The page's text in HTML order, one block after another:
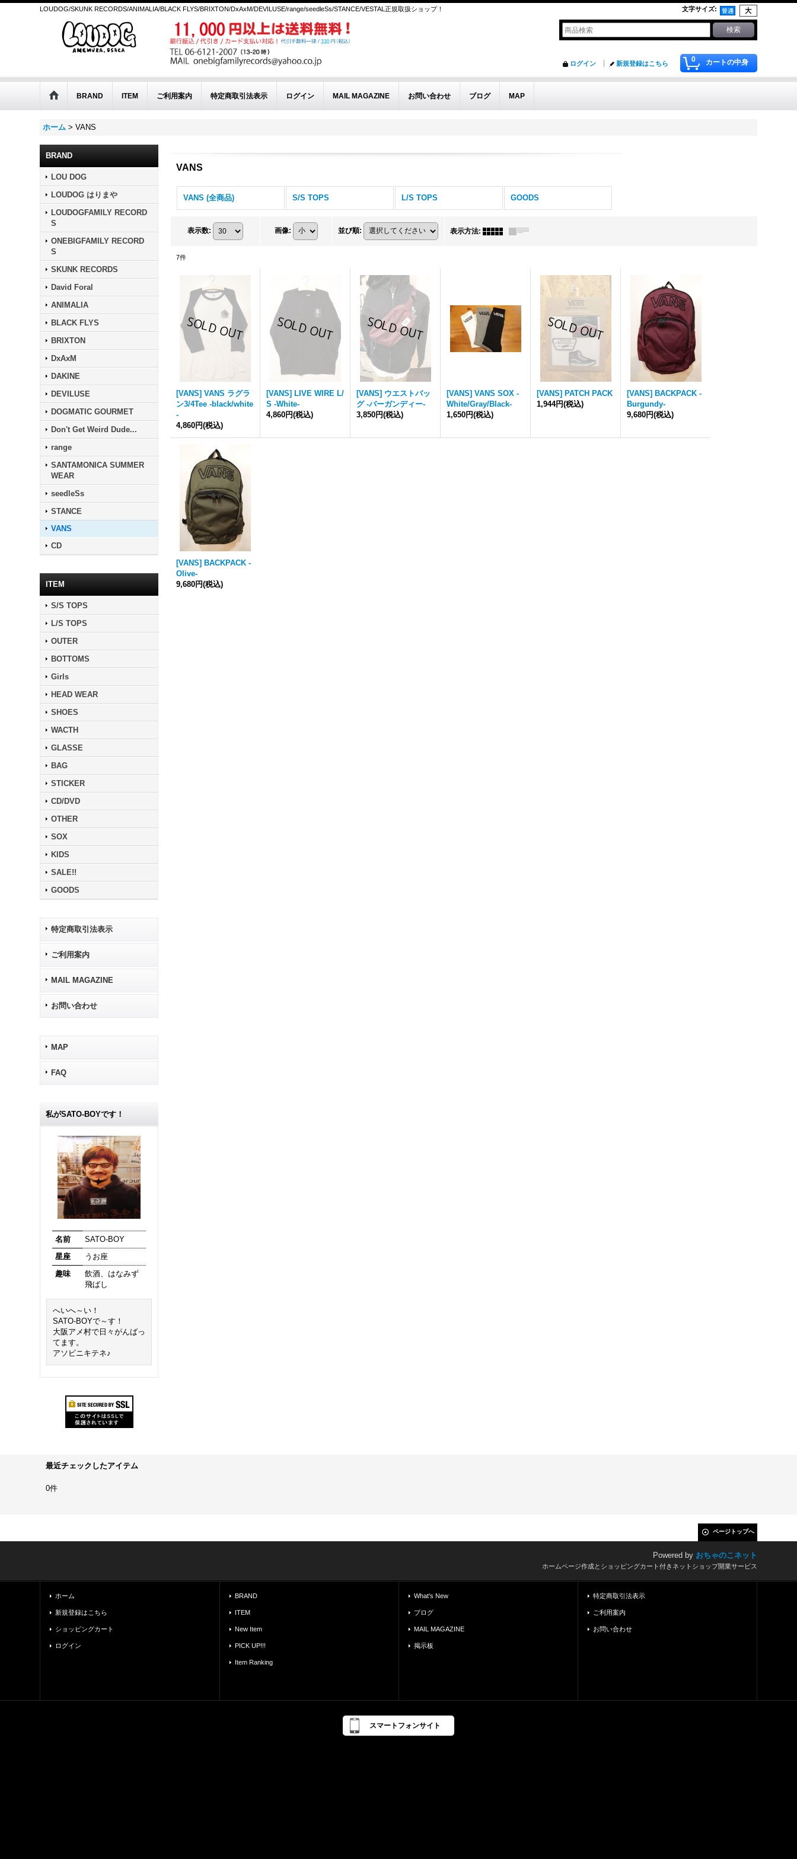
LOUDOG/SKUNK RECORDS/ANIMALIA/BLACK FLYS/BRIXTON/DxAxM/DEVILUSE/range/seedleSs/STANCE/VESTAL正規取扱ショップ！ 文字サイズ:
0 カートの中身
ログイン 新規登録はこちら
BRAND ITEM ご利用案内 特定商取引法表示 ログイン MAIL MAGAZINE お問い合わせ ブログ MAP
ホーム > VANS
BRAND
LOU DOG
LOUDOG はりまや
LOUDOGFAMILY RECORD
S
ONEBIGFAMILY RECORD
S
SKUNK RECORDS
David Foral
ANIMALIA
BLACK FLYS
BRIXTON
DxAxM
DAKINE
DEVILUSE
DOGMATIC GOURMET
Don't Get Weird Dude...
range
SANTAMONICA SUMMER
WEAR
seedleSs
STANCE
VANS
CD
ITEM
S/S TOPS
L/S TOPS
OUTER
BOTTOMS
Girls
HEAD WEAR
SHOES
WACTH
GLASSE
BAG
STICKER
CD/DVD
OTHER
SOX
KIDS
SALE!!
GOODS
特定商取引法表示
ご利用案内
MAIL MAGAZINE
お問い合わせ
MAP
FAQ
私がSATO-BOYです！
名前
SATO-BOY
星座
うお座
趣味
飲酒、はなみず
飛ばし
へいへ～い！
SATO-BOYで～す！
大阪アメ村で日々がんばっ
てます。
アソビニキテネ♪
VANS
VANS (全商品) S/S TOPS L/S TOPS GOODS
表示数: 画像: 並び順: 表示方法:
7件
[VANS] VANS ラグラ
ン3/4Tee -black/white
-
4,860円(税込)
[VANS] LIVE WIRE L/
S -White-
4,860円(税込)
[VANS] ウエストバッ
グ -バーガンディー-
3,850円(税込)
[VANS] VANS SOX -
White/Gray/Black-
1,650円(税込)
[VANS] PATCH PACK
1,944円(税込)
[VANS] BACKPACK -
Burgundy-
9,680円(税込)
[VANS] BACKPACK -
Olive-
9,680円(税込)
最近チェックしたアイテム
0件
ページトップへ
Powered by おちゃのこネット
ホームページ作成とショッピングカート付きネットショップ開業サービス
ホーム
新規登録はこちら
ショッピングカート
ログイン
BRAND
ITEM
New Item
PICK UP!!!
Item Ranking
What's New
ブログ
MAIL MAGAZINE
掲示板
特定商取引法表示
ご利用案内
お問い合わせ
スマートフォンサイト